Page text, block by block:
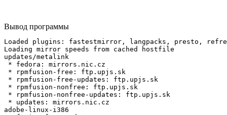
Вывод программы
Loaded plugins: fastestmirror, langpacks, presto,
Loading mirror speeds from cached hostfile
updates/metalink
* fedora: mirrors.nic.cz
* rpmfusion-free: ftp.upjs.sk
* rpmfusion-free-updates: ftp.upjs.sk
* rpmfusion-nonfree: ftp.upjs.sk
* rpmfusion-nonfree-updates: ftp.upjs.sk
* updates: mirrors.nic.cz
adobe-linux-i386